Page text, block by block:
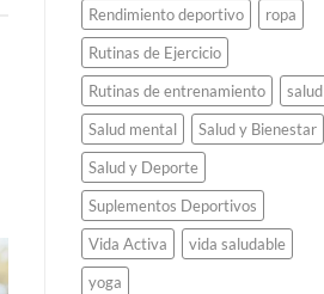
Rendimiento deportivo
ropa
Rutinas de Ejercicio
Rutinas de entrenamiento
salud
Salud mental
Salud y Bienestar
Salud y Deporte
Suplementos Deportivos
Vida Activa
vida saludable
yoga